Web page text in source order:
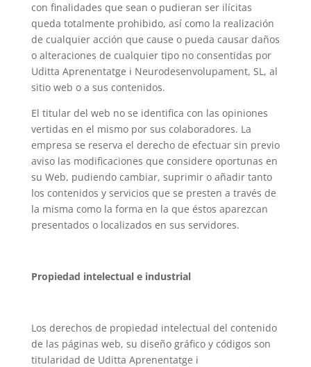
con finalidades que sean o pudieran ser ilícitas
queda totalmente prohibido, así como la realización
de cualquier acción que cause o pueda causar daños
o alteraciones de cualquier tipo no consentidas por
Uditta Aprenentatge i Neurodesenvolupament, SL, al
sitio web o a sus contenidos.
El titular del web no se identifica con las opiniones
vertidas en el mismo por sus colaboradores. La
empresa se reserva el derecho de efectuar sin previo
aviso las modificaciones que considere oportunas en
su Web, pudiendo cambiar, suprimir o añadir tanto
los contenidos y servicios que se presten a través de
la misma como la forma en la que éstos aparezcan
presentados o localizados en sus servidores.
Propiedad intelectual e industrial
Los derechos de propiedad intelectual del contenido
de las páginas web, su diseño gráfico y códigos son
titularidad de Uditta Aprenentatge i